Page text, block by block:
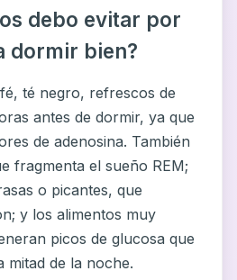
debo evitar por
dormir bien?
té negro, refrescos de
antes de dormir, ya que
de adenosina. También
fragmenta el sueño REM;
o picantes, que
y los alimentos muy
picos de glucosa que
mitad de la noche.